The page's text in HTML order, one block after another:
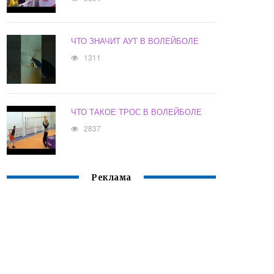
ЧТО ЗНАЧИТ АУТ В ВОЛЕЙБОЛЕ
1311
ЧТО ТАКОЕ ТРОС В ВОЛЕЙБОЛЕ
2837
Реклама